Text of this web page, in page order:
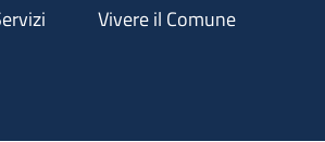
Vivere il Comune